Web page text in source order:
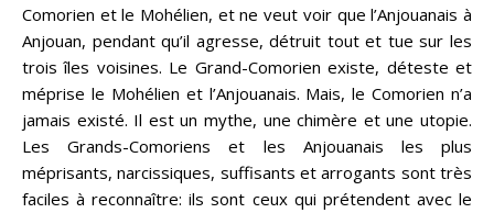
Comorien et le Mohélien, et ne veut voir que l’Anjouanais à
Anjouan, pendant qu’il agresse, détruit tout et tue sur les
trois îles voisines. Le Grand-Comorien existe, déteste et
méprise le Mohélien et l’Anjouanais. Mais, le Comorien n’a
jamais existé. Il est un mythe, une chimère et une utopie.
Les Grands-Comoriens et les Anjouanais les plus
méprisants, narcissiques, suffisants et arrogants sont très
faciles à reconnaître: ils sont ceux qui prétendent avec le